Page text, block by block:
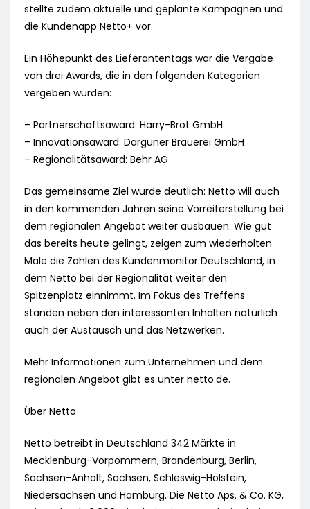
stellte zudem aktuelle und geplante Kampagnen und
die Kundenapp Netto+ vor.
Ein Höhepunkt des Lieferantentags war die Vergabe
von drei Awards, die in den folgenden Kategorien
vergeben wurden:
– Partnerschaftsaward: Harry-Brot GmbH
– Innovationsaward: Darguner Brauerei GmbH
– Regionalitätsaward: Behr AG
Das gemeinsame Ziel wurde deutlich: Netto will auch
in den kommenden Jahren seine Vorreiterstellung bei
dem regionalen Angebot weiter ausbauen. Wie gut
das bereits heute gelingt, zeigen zum wiederholten
Male die Zahlen des Kundenmonitor Deutschland, in
dem Netto bei der Regionalität weiter den
Spitzenplatz einnimmt. Im Fokus des Treffens
standen neben den interessanten Inhalten natürlich
auch der Austausch und das Netzwerken.
Mehr Informationen zum Unternehmen und dem
regionalen Angebot gibt es unter netto.de.
Über Netto
Netto betreibt in Deutschland 342 Märkte in
Mecklenburg-Vorpommern, Brandenburg, Berlin,
Sachsen-Anhalt, Sachsen, Schleswig-Holstein,
Niedersachsen und Hamburg. Die Netto Aps. & Co. KG,